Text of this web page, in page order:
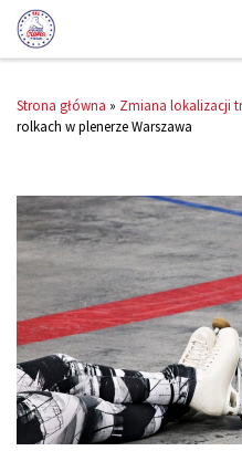
Strona główna » Zmiana lokalizacji
rolkach w plenerze Warszawa